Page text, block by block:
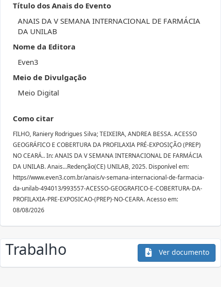
Título dos Anais do Evento
ANAIS DA V SEMANA INTERNACIONAL DE FARMÁCIA
DA UNILAB
Nome da Editora
Even3
Meio de Divulgação
Meio Digital
Como citar
FILHO, Raniery Rodrigues Silva; TEIXEIRA, ANDREA BESSA. ACESSO
GEOGRÁFICO E COBERTURA DA PROFILAXIA PRÉ-EXPOSIÇÃO (PREP)
NO CEARÁ.. In: ANAIS DA V SEMANA INTERNACIONAL DE FARMÁCIA
DA UNILAB. Anais...Redenção(CE) UNILAB, 2025. Disponível em:
https//www.even3.com.br/anais/v-semana-internacional-de-farmacia-
da-unilab-494013/993557-ACESSO-GEOGRAFICO-E-COBERTURA-DA-
PROFILAXIA-PRE-EXPOSICAO-(PREP)-NO-CEARA. Acesso em:
08/08/2026
Trabalho Ver documento